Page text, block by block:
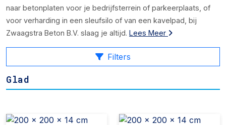
naar betonplaten voor je bedrijfsterrein of parkeerplaats, of
voor verharding in een sleufsilo of van een kavelpad, bij
Zwaagstra Beton B.V. slaag je altijd. Lees Meer
Filters
Glad